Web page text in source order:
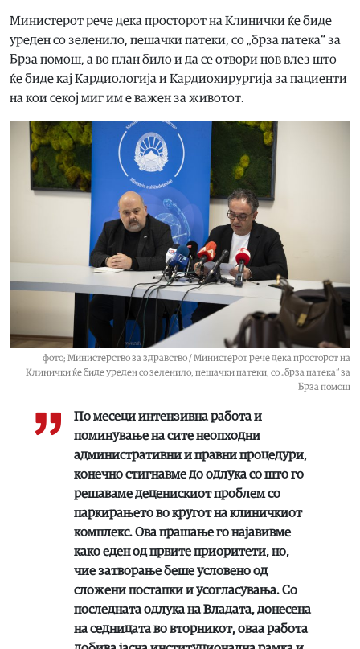
Министерот рече дека просторот на Клинички ќе биде
уреден со зеленило, пешачки патеки, со „брза патека“ за
Брза помош, а во план било и да се отвори нов влез што
ќе биде кај Кардиологија и Кардиохирургија за пациенти
на кои секој миг им е важен за животот.
фото; Министерство за здравство / Министерот рече дека просторот на
Клинички ќе биде уреден со зеленило, пешачки патеки, со „брза патека“ за
Брза помош
По месеци интензивна работа и
поминување на сите неопходни
административни и правни процедури,
конечно стигнавме до одлука со што го
решаваме деценискиот проблем со
паркирањето во кругот на клиничкиот
комплекс. Ова прашање го најавивме
како еден од првите приоритети, но,
чие затворање беше условено од
сложени постапки и усогласувања. Со
последната одлука на Владата, донесена
на седницата во вторникот, оваа работа